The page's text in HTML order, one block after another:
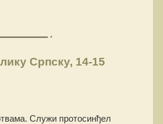
Српску, 14-15
Служи протосинђел